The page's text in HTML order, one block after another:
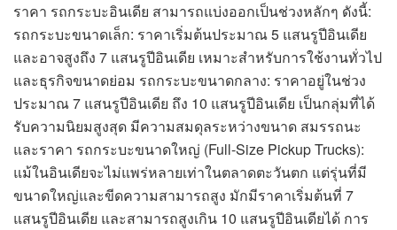
ราคา รถกระบะอินเดีย สามารถแบ่งออกเป็นช่วงหลักๆ ดังนี้:
รถกระบะขนาดเล็ก: ราคาเริ่มต้นประมาณ 5 แสนรูปีอินเดีย
และอาจสูงถึง 7 แสนรูปีอินเดีย เหมาะสำหรับการใช้งานทั่วไป
และธุรกิจขนาดย่อม รถกระบะขนาดกลาง: ราคาอยู่ในช่วง
ประมาณ 7 แสนรูปีอินเดีย ถึง 10 แสนรูปีอินเดีย เป็นกลุ่มที่ได้
รับความนิยมสูงสุด มีความสมดุลระหว่างขนาด สมรรถนะ
และราคา รถกระบะขนาดใหญ่ (Full-Size Pickup Trucks):
แม้ในอินเดียจะไม่แพร่หลายเท่าในตลาดตะวันตก แต่รุ่นที่มี
ขนาดใหญ่และขีดความสามารถสูง มักมีราคาเริ่มต้นที่ 7
แสนรูปีอินเดีย และสามารถสูงเกิน 10 แสนรูปีอินเดียได้ การ